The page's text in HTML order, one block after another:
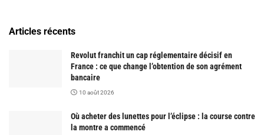
Articles récents
Revolut franchit un cap réglementaire décisif en
France : ce que change l’obtention de son agrément
bancaire
10 août 2026
Où acheter des lunettes pour l’éclipse : la course contre
la montre a commencé